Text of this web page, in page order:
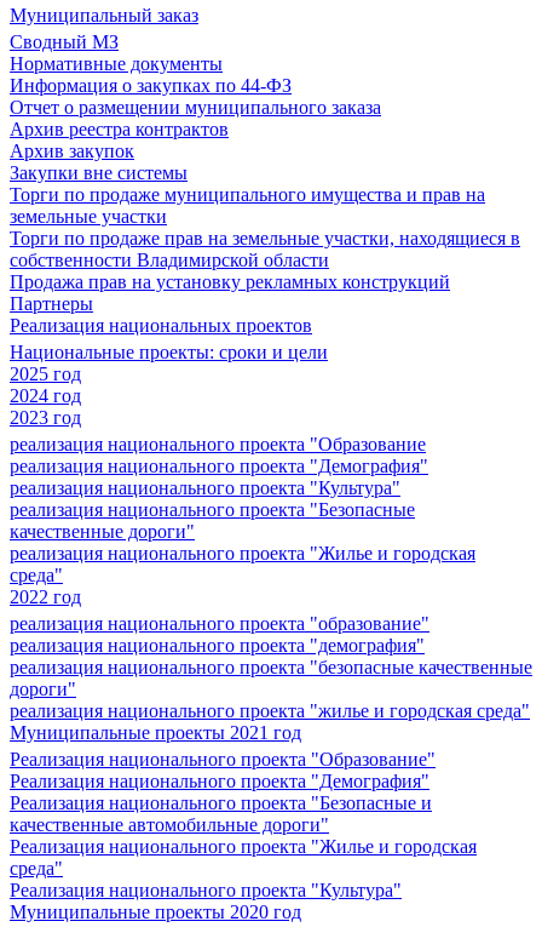
Муниципальный заказ
Сводный МЗ
Нормативные документы
Информация о закупках по 44-ФЗ
Отчет о размещении муниципального заказа
Архив реестра контрактов
Архив закупок
Закупки вне системы
Торги по продаже муниципального имущества и прав на
земельные участки
Торги по продаже прав на земельные участки, находящиеся в
собственности Владимирской области
Продажа прав на установку рекламных конструкций
Партнеры
Реализация национальных проектов
Национальные проекты: сроки и цели
2025 год
2024 год
2023 год
реализация национального проекта "Образование
реализация национального проекта "Демография"
реализация национального проекта "Культура"
реализация национального проекта "Безопасные
качественные дороги"
реализация национального проекта "Жилье и городская
среда"
2022 год
реализация национального проекта "образование"
реализация национального проекта "демография"
реализация национального проекта "безопасные качественные
дороги"
реализация национального проекта "жилье и городская среда"
Муниципальные проекты 2021 год
Реализация национального проекта "Образование"
Реализация национального проекта "Демография"
Реализация национального проекта "Безопасные и
качественные автомобильные дороги"
Реализация национального проекта "Жилье и городская
среда"
Реализация национального проекта "Культура"
Муниципальные проекты 2020 год